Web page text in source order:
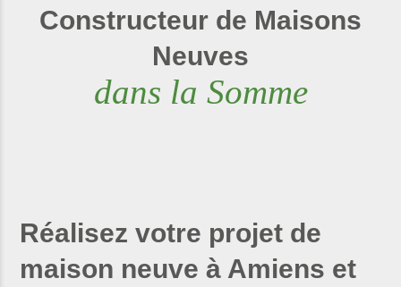
Constructeur de Maisons
Neuves
dans la Somme
Réalisez votre projet de
maison neuve à Amiens et